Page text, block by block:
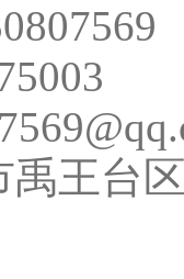
禹王台